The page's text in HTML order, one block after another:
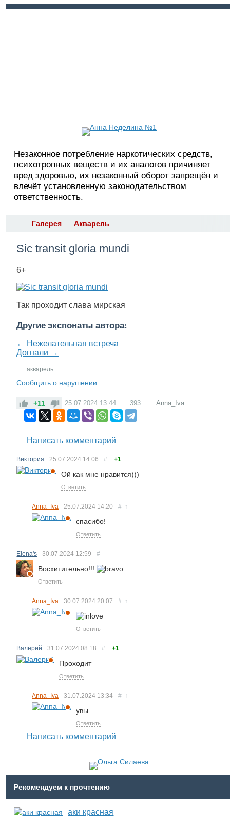
Незаконное потребление наркотических средств,
психотропных веществ и их аналогов причиняет
вред здоровью, их незаконный оборот запрещён и
влечёт установленную законодательством
ответственность.
Галерея Акварель
Sic transit gloria mundi
6+
Так проходит слава мирская
Другие экспонаты автора:
← Нежелательная встреча
Догнали →
акварель
Сообщить о нарушении
+11 25.07.2024 13:44 393 Anna_Iva
Написать комментарий
Виктория 25.07.2024 14:06 # +1
Ой как мне нравится)))
Ответить
Anna_Iva 25.07.2024 14:20 # ↑
спасибо!
Ответить
Elena's 30.07.2024 12:59 #
Восхитительно!!!
Ответить
Anna_Iva 30.07.2024 20:07 # ↑
Ответить
Валерий 31.07.2024 08:18 # +1
Проходит
Ответить
Anna_Iva 31.07.2024 13:34 # ↑
увы
Ответить
Написать комментарий
Рекомендуем к прочтению
аки красная